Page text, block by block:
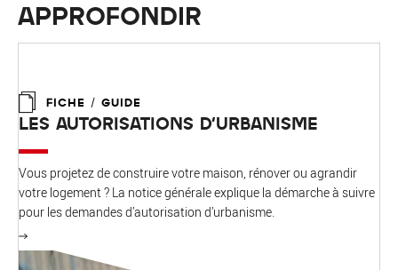
APPROFONDIR
FICHE / GUIDE
LES AUTORISATIONS D'URBANISME
Vous projetez de construire votre maison, rénover ou agrandir
votre logement ? La notice générale explique la démarche à suivre
pour les demandes d’autorisation d’urbanisme.